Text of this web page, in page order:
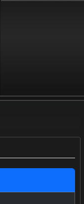
4 / .+++ Um